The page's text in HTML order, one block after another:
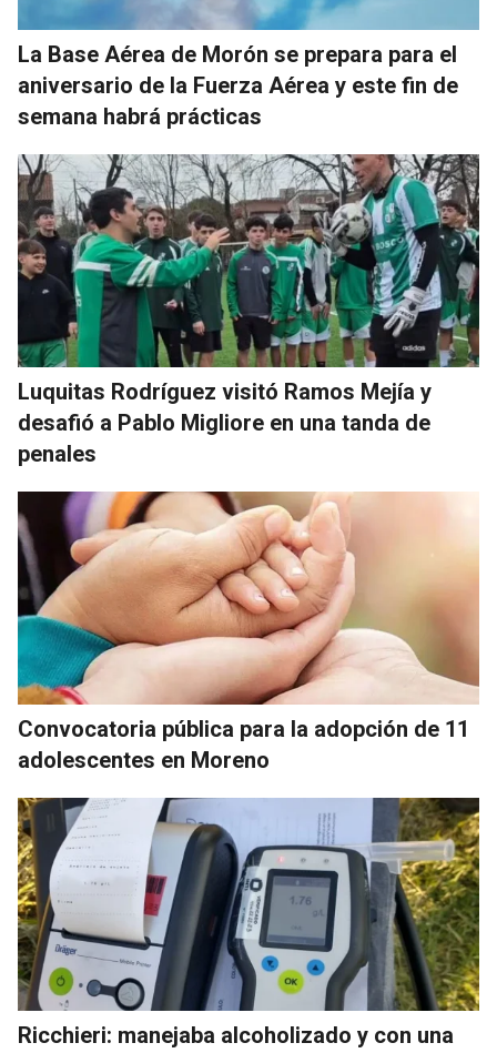
La Base Aérea de Morón se prepara para el
aniversario de la Fuerza Aérea y este fin de
semana habrá prácticas
Luquitas Rodríguez visitó Ramos Mejía y
desafió a Pablo Migliore en una tanda de
penales
Convocatoria pública para la adopción de 11
adolescentes en Moreno
Ricchieri: manejaba alcoholizado y con una